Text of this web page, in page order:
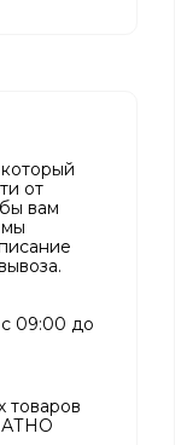
от
вам
мы
09:00 до
товаров